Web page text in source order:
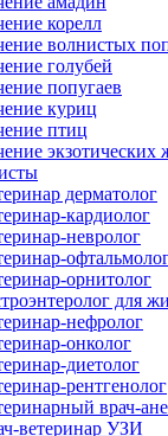
корелл
волнистых
голубей
попугаев
куриц
птиц
экзотических
дерматолог
кардиолог
невролог
орнитолог
для
нефролог
онколог
диетолог
рентгенолог
врач-
ветеринар УЗИ